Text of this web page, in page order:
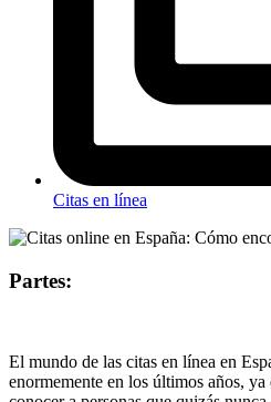
Citas en línea
Partes:
El mundo de las citas en línea en
enormemente en los últimos años,